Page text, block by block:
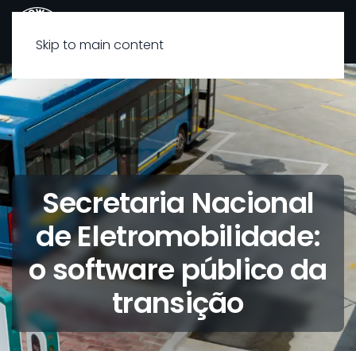
Skip to main content
Secretaria Nacional
de Eletromobilidade:
o software público da
transição